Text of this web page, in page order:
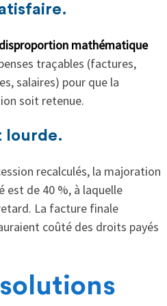
disproportion mathématique
traçables (factures,
salaires) pour que la
soit retenue.
lourde.
recalculés, la majoration
est de 40 %, à laquelle
La facture finale
coûté des droits payés